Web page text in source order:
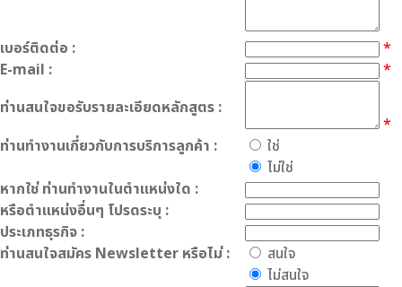
เบอร์ติดต่อ :
*
E-mail :
*
ท่านสนใจขอรับรายละเอียดหลักสูตร :
*
ท่านทำงานเกี่ยวกับการบริการลูกค้า :
ใช่
ไม่ใช่
หากใช่ ท่านทำงานในตำแหน่งใด :
หรือตำแหน่งอื่นๆ โปรดระบุ :
ประเภทธุรกิจ :
ท่านสนใจสมัคร Newsletter หรือไม่ :
สนใจ
ไม่สนใจ